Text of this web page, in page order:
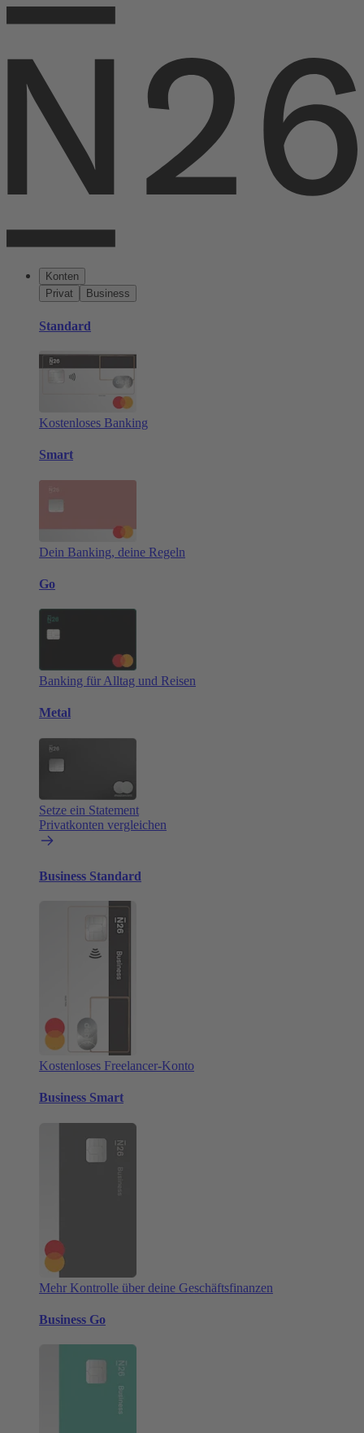
Konten
Privat
Business
Standard
Kostenloses Banking
Smart
Dein Banking, deine Regeln
Go
Banking für Alltag und Reisen
Metal
Setze ein Statement
Privatkonten vergleichen
Business Standard
Kostenloses Freelancer-Konto
Business Smart
Mehr Kontrolle über deine Geschäftsfinanzen
Business Go